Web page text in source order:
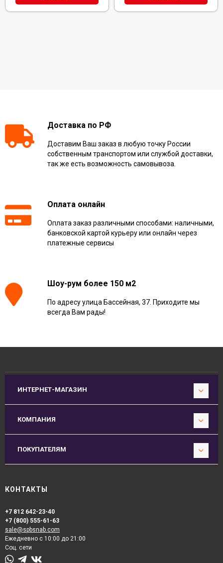
Доставка по РФ
Доставим Ваш заказ в любую точку России
собственным транспортом или службой доставки,
так же есть возможность самовывоза.
Оплата онлайн
Оплата заказ различными способами: наличными,
банковской картой курьеру или онлайн через
платежные сервисы
Шоу-рум более 150 м2
По адресу улица Бассейная, 37. Приходите мы
всегда Вам рады!
ИНТЕРНЕТ-МАГАЗИН
КОМПАНИЯ
ПОКУПАТЕЛЯМ
КОНТАКТЫ
+7 812 642-23-40
+7 (800) 555-61-63
sale@spbsnab.com
Ежедневно с 10:00 до 21:00
Соц. сети